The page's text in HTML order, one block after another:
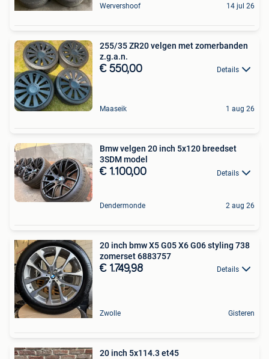
Wervershoof 14 jul 26
255/35 ZR20 velgen met zomerbanden
z.g.a.n.
€ 550,00 Details
Maaseik 1 aug 26
Bmw velgen 20 inch 5x120 breedset
3SDM model
€ 1.100,00 Details
Dendermonde 2 aug 26
20 inch bmw X5 G05 X6 G06 styling 738
zomerset 6883757
€ 1.749,98 Details
Zwolle Gisteren
20 inch 5x114.3 et45